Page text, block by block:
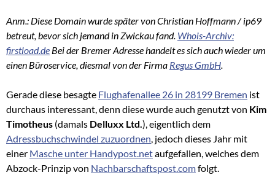
Anm.: Diese Domain wurde später von Christian Hoffmann / ip69
betreut, bevor sich jemand in Zwickau fand. Whois-Archiv:
firstload.de Bei der Bremer Adresse handelt es sich auch wieder um
einen Büroservice, diesmal von der Firma Regus GmbH.
Gerade diese besagte Flughafenallee 26 in 28199 Bremen ist
durchaus interessant, denn diese wurde auch genutzt von Kim
Timotheus (damals Delluxx Ltd.), eigentlich dem
Adressbuchschwindel zuzuordnen, jedoch dieses Jahr mit
einer Masche unter Handypost.netaufgefallen, welches dem
Abzock-Prinzip von Nachbarschaftspost.comfolgt.